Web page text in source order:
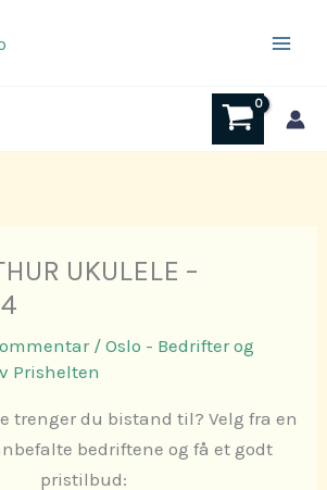
UKULELE –
/Oslo - Bedrifter og
Prishelten
trenger du bistand til? Velg fra en
bedriftene og få et godt
pristilbud: